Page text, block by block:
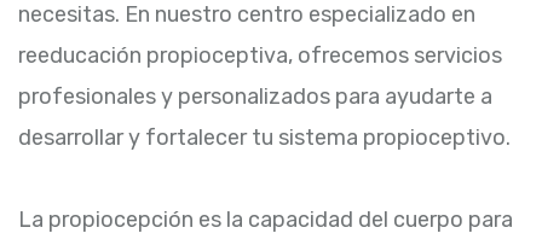
necesitas. En nuestro centro especializado en
reeducación propioceptiva, ofrecemos servicios
profesionales y personalizados para ayudarte a
desarrollar y fortalecer tu sistema propioceptivo.
La propiocepción es la capacidad del cuerpo para